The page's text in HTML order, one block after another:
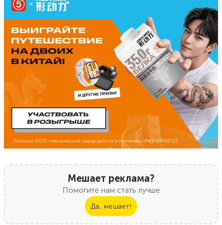
Мешает реклама?
Помогите нам стать лучше
Да, мешает!